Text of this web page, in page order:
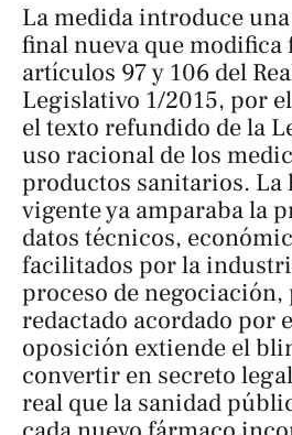
La medida introduce
final nueva que modifica
artículos 97 y 106 del
Legislativo 1/2015, por
el texto refundido de la
uso racional de los
productos sanitarios.
vigente ya amparaba la
datos técnicos,
facilitados por la
proceso de negociación,
redactado acordado por
oposición extiende el
convertir en secreto
real que la sanidad